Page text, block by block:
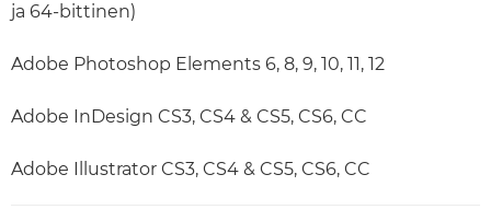
ja 64-bittinen)
Adobe Photoshop Elements 6, 8, 9, 10, 11, 12
Adobe InDesign CS3, CS4 & CS5, CS6, CC
Adobe Illustrator CS3, CS4 & CS5, CS6, CC